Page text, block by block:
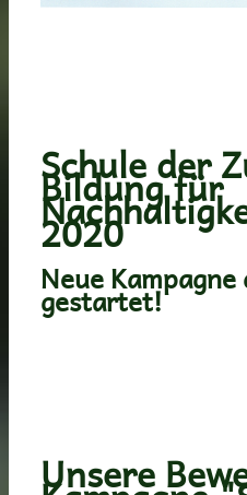
Schule der
Bildung für
2020
Neue
gestartet!
Unsere